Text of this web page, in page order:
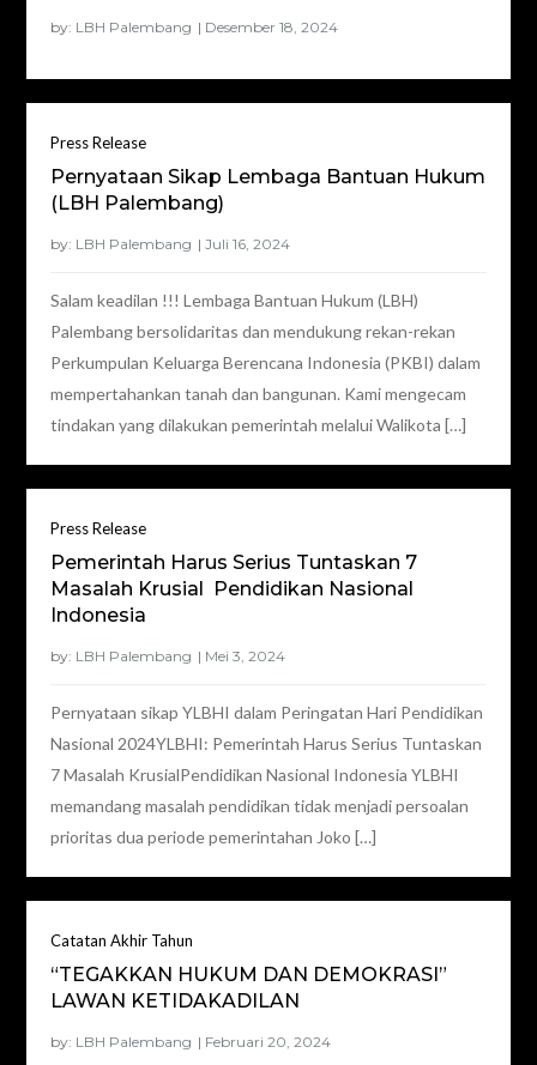
by: LBH Palembang
Press Release
Pernyataan Sikap Lembaga Bantuan Hukum
(LBH Palembang)
by: LBH Palembang
Salam keadilan !!! Lembaga Bantuan Hukum (LBH)
Palembang bersolidaritas dan mendukung rekan-rekan
Perkumpulan Keluarga Berencana Indonesia (PKBI) dalam
mempertahankan tanah dan bangunan. Kami mengecam
tindakan yang dilakukan pemerintah melalui Walikota […]
Press Release
Pemerintah Harus Serius Tuntaskan 7
Masalah Krusial Pendidikan Nasional
Indonesia
by: LBH Palembang
Pernyataan sikap YLBHI dalam Peringatan Hari Pendidikan
Nasional 2024YLBHI: Pemerintah Harus Serius Tuntaskan
7 Masalah KrusialPendidikan Nasional Indonesia YLBHI
memandang masalah pendidikan tidak menjadi persoalan
prioritas dua periode pemerintahan Joko […]
Catatan Akhir Tahun
“TEGAKKAN HUKUM DAN DEMOKRASI”
LAWAN KETIDAKADILAN
by: LBH Palembang